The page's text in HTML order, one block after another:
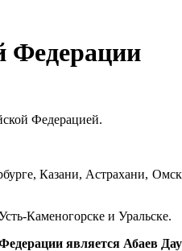
Федерации
Федерацией.
Казани, Астрахани,
Каменогорске и Уральске.
является Абаев